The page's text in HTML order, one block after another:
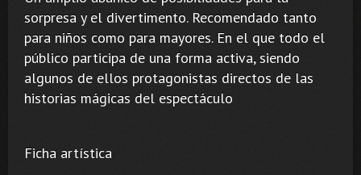
sorpresa y el divertimento. Recomendado tanto
para niños como para mayores. En el que todo el
público participa de una forma activa, siendo
algunos de ellos protagonistas directos de las
historias mágicas del espectáculo
Ficha artística